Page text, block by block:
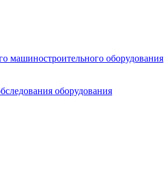
машиностроительного оборудования
оборудования